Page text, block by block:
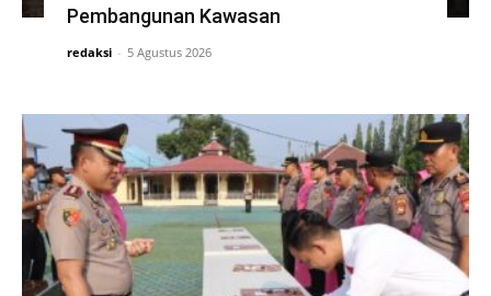
Pembangunan Kawasan
redaksi - 5 Agustus 2026